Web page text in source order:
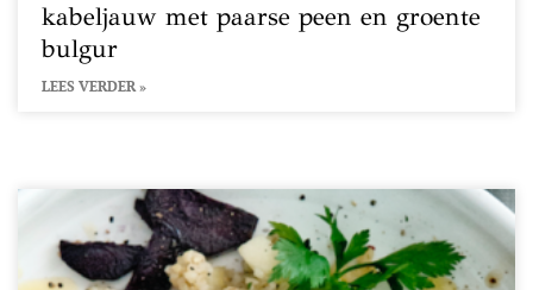
kabeljauw met paarse peen en groente
bulgur
LEES VERDER »